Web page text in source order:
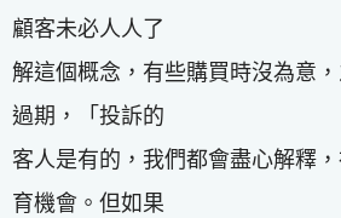
顧客未必人人了
解這個概念，有些購買時沒為意
過期，「投訴的
客人是有的，我們都會盡心解釋
育機會。但如果